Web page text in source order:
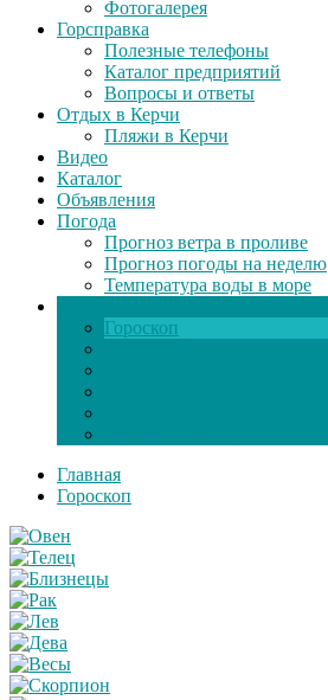
Фотогалерея
Горсправка
Полезные телефоны
Каталог предприятий
Вопросы и ответы
Отдых в Керчи
Пляжи в Керчи
Видео
Каталог
Объявления
Погода
Прогноз ветра в проливе
Прогноз погоды на неделю
Температура воды в море
Гороскоп
Главная
Гороскоп